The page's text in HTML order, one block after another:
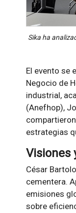
Sika ha
El evento se
Negocio de
industrial,
(Anefhop),
estrategias
Visiones
César
cementera.
emisiones
sobre